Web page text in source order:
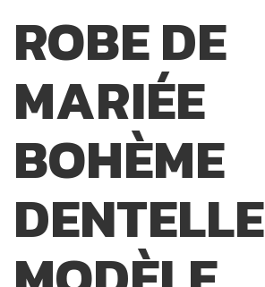
ROBE DE
MARIÉE
BOHÈME
DENTELLE